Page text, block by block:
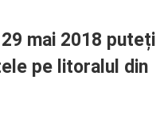
mai 2018 puteți
pe litoralul din